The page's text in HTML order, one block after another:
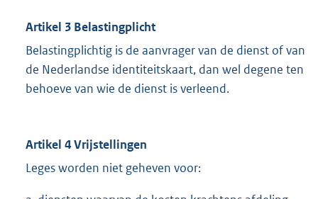
Artikel 3 Belastingplicht
Belastingplichtig is de aanvrager van de dienst of van
de Nederlandse identiteitskaart, dan wel degene ten
behoeve van wie de dienst is verleend.
Artikel 4 Vrijstellingen
Leges worden niet geheven voor: